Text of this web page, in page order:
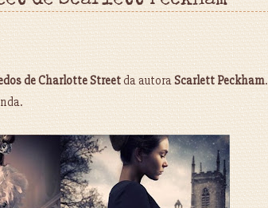
de Charlotte Streetda autoraScarlett Peckham.